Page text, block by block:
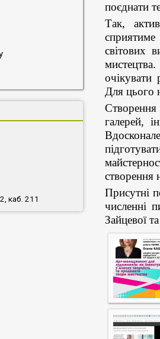
каб. 211
поєднати
Так,
сприятиме
світових
очікувати
Для цього
Створення
галерей,
створення
Присутні
численні
Зайцевої